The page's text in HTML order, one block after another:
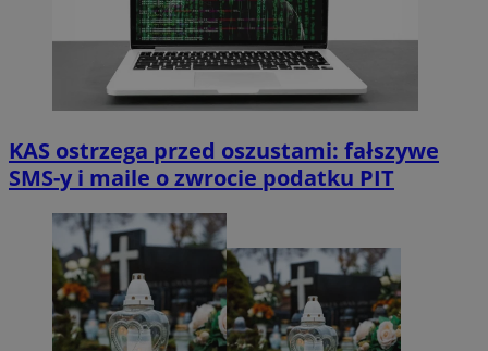
KAS ostrzega przed oszustami: fałszywe
SMS-y i maile o zwrocie podatku PIT